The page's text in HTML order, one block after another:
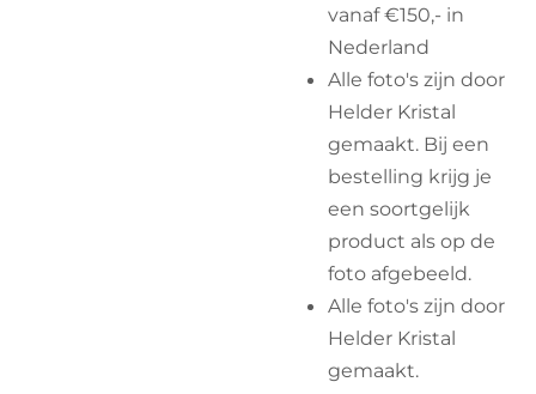
vanaf €150,- in
Nederland
Alle foto's zijn door
Helder Kristal
gemaakt. Bij een
bestelling krijg je
een soortgelijk
product als op de
foto afgebeeld.
Alle foto's zijn door
Helder Kristal
gemaakt.